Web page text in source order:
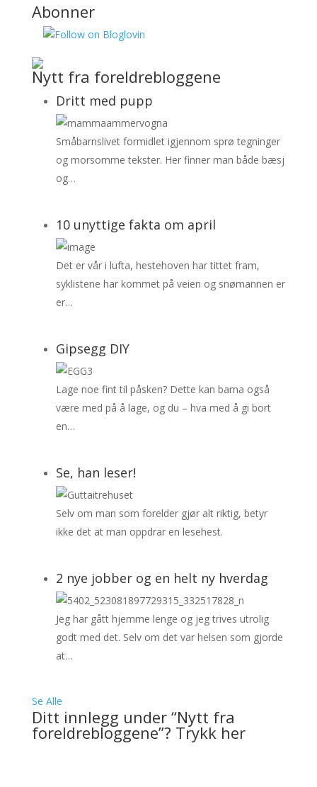
Abonner
Nytt fra foreldrebloggene
Dritt med pupp
Småbarnslivet formidlet igjennom sprø tegninger
og morsomme tekster. Her finner man både bæsj
og…
10 unyttige fakta om april
Det er vår i lufta, hestehoven har tittet fram,
syklistene har kommet på veien og snømannen er
er…
Gipsegg DIY
Lage noe fint til påsken? Dette kan barna også
være med på å lage, og du – hva med å gi bort
en…
Se, han leser!
Selv om man som forelder gjør alt riktig, betyr
ikke det at man oppdrar en lesehest.
2 nye jobber og en helt ny hverdag
Jeg har gått hjemme lenge og jeg trives utrolig
godt med det. Selv om det var helsen som gjorde
at…
Se Alle
Ditt innlegg under “Nytt fra
foreldrebloggene”? Trykk her